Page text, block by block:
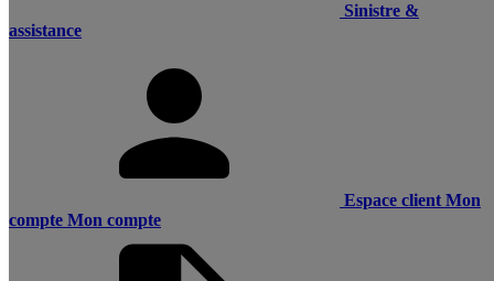
Sinistre &
assistance
Espace client Mon
compte Mon compte